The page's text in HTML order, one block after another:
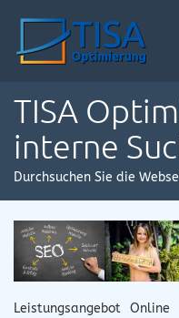
TISA
interne
Durchsuchen Sie die
Leistungsangebot
Online